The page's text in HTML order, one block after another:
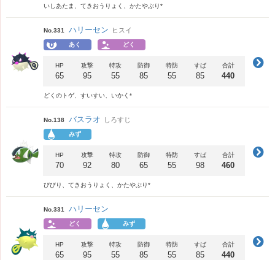
いしあたま、てきおうりょく、かたやぶり*
No.331 ハリーセン ヒスイ
あく どく
HP
65
攻撃
95
特攻
55
防御
85
特防
55
すば
85
合計
440
どくのトゲ、すいすい、いかく*
No.138 バスラオ しろすじ
みず
HP
70
攻撃
92
特攻
80
防御
65
特防
55
すば
98
合計
460
びびり、てきおうりょく、かたやぶり*
No.331 ハリーセン
どく みず
HP
65
攻撃
95
特攻
55
防御
85
特防
55
すば
85
合計
440